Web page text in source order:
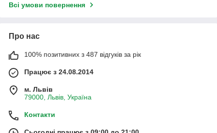
Всі умови повернення
Про нас
100% позитивних з 487 відгуків за рік
Працює з 24.08.2014
м. Львів
79000, Львів, Україна
Контакти